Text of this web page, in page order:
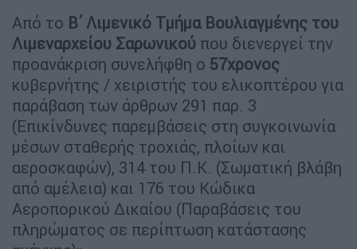
Από το Β΄ Λιμενικό Τμήμα Βουλιαγμένης του
Λιμεναρχείου Σαρωνικού που διενεργεί την
προανάκριση συνελήφθη ο 57χρονος
κυβερνήτης / χειριστής του ελικοπτέρου για
παράβαση των άρθρων 291 παρ. 3
(Επικίνδυνες παρεμβάσεις στη συγκοινωνία
μέσων σταθερής τροχιάς, πλοίων και
αεροσκαφών), 314 του Π.Κ. (Σωματική βλάβη
από αμέλεια) και 176 του Κώδικα
Αεροπoρικού Δικαίου (Παραβάσεις του
πληρώματος σε περίπτωση κατάστασης